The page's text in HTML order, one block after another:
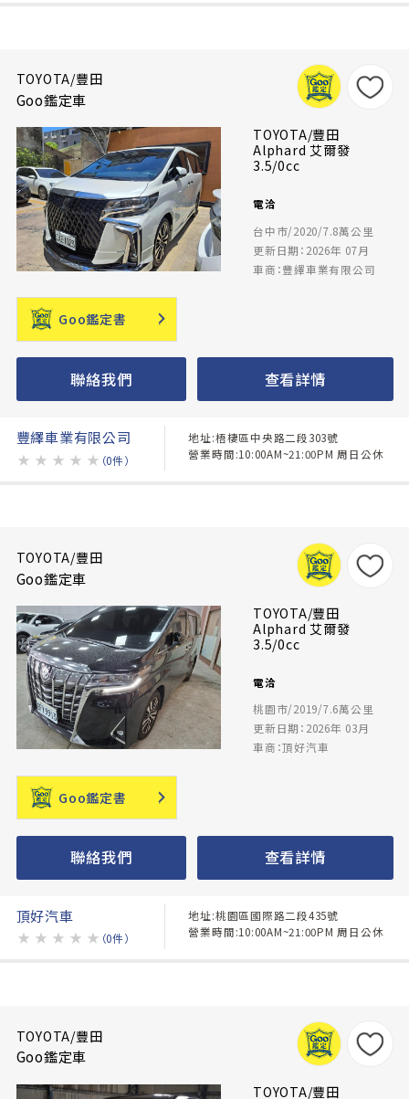
TOYOTA/豐田
Goo鑑定車
TOYOTA/豐田
Alphard 艾爾發
3.5/0cc
電洽
台中市/2020/7.8萬公里
更新日期：2026年 07月
車商：豐繹車業有限公司
Goo鑑定書
聯絡我們 查看詳情
豐繹車業有限公司
★ ★ ★ ★ ★ （0件）
地址:梧棲區中央路二段303號
營業時間:10:00AM~21:00PM 周日公休
TOYOTA/豐田
Goo鑑定車
TOYOTA/豐田
Alphard 艾爾發
3.5/0cc
電洽
桃園市/2019/7.6萬公里
更新日期：2026年 03月
車商：頂好汽車
Goo鑑定書
聯絡我們 查看詳情
頂好汽車
★ ★ ★ ★ ★ （0件）
地址:桃園區國際路二段435號
營業時間:10:00AM~21:00PM 周日公休
TOYOTA/豐田
Goo鑑定車
TOYOTA/豐田